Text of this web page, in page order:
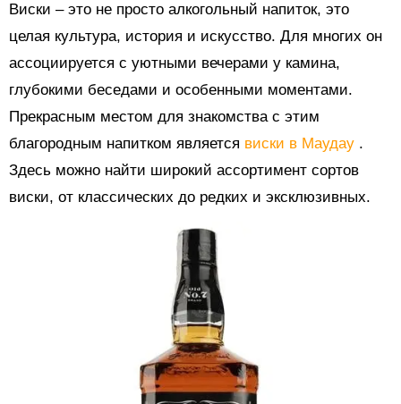
Виски – это не просто алкогольный напиток, это
целая культура, история и искусство. Для многих он
ассоциируется с уютными вечерами у камина,
глубокими беседами и особенными моментами.
Прекрасным местом для знакомства с этим
благородным напитком является виски в Маудау .
Здесь можно найти широкий ассортимент сортов
виски, от классических до редких и эксклюзивных.